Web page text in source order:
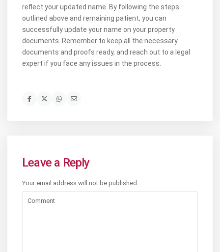
reflect your updated name. By following the steps
outlined above and remaining patient, you can
successfully update your name on your property
documents. Remember to keep all the necessary
documents and proofs ready, and reach out to a legal
expert if you face any issues in the process.
Leave a Reply
Your email address will not be published.